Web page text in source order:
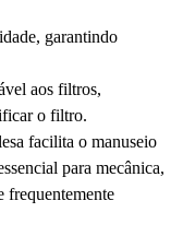
garantindo
aos filtros,
o filtro.
facilita o manuseio
para mecânica,
frequentemente